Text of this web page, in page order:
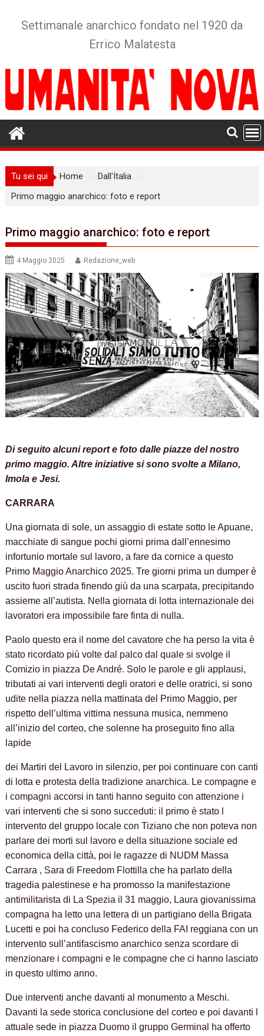
Settimanale anarchico fondato nel 1920 da
Errico Malatesta
Tu sei qui Home
Dall'Italia
Primo maggio anarchico: foto e report
Primo maggio anarchico: foto e report
4 Maggio 2025 Redazione_web
Di seguito alcuni report e foto dalle piazze del nostro
primo maggio. Altre iniziative si sono svolte a Milano,
Imola e Jesi.
CARRARA
Una giornata di sole, un assaggio di estate sotto le Apuane,
macchiate di sangue pochi giorni prima dall’ennesimo
infortunio mortale sul lavoro, a fare da cornice a questo
Primo Maggio Anarchico 2025. Tre giorni prima un dumper è
uscito fuori strada finendo giù da una scarpata, precipitando
assieme all’autista. Nella giornata di lotta internazionale dei
lavoratori era impossibile fare finta di nulla.
Paolo questo era il nome del cavatore che ha perso la vita è
stato ricordato più volte dal palco dal quale si svolge il
Comizio in piazza De André. Solo le parole e gli applausi,
tributati ai vari interventi degli oratori e delle oratrici, si sono
udite nella piazza nella mattinata del Primo Maggio, per
rispetto dell’ultima vittima nessuna musica, nemmeno
all’inizio del corteo, che solenne ha proseguito fino alla
lapide
dei Martiri del Lavoro in silenzio, per poi continuare con canti
di lotta e protesta della tradizione anarchica. Le compagne e
i compagni accorsi in tanti hanno seguito con attenzione i
vari interventi che si sono succeduti: il primo è stato l
intervento del gruppo locale con Tiziano che non poteva non
parlare dei morti sul lavoro e della situazione sociale ed
economica della città, poi le ragazze di NUDM Massa
Carrara , Sara di Freedom Flottilla che ha parlato della
tragedia palestinese e ha promosso la manifestazione
antimilitarista di La Spezia il 31 maggio, Laura giovanissima
compagna ha letto una lettera di un partigiano della Brigata
Lucetti e poi ha concluso Federico della FAI reggiana con un
intervento sull’antifascismo anarchico senza scordare di
menzionare i compagni e le compagne che ci hanno lasciato
in questo ultimo anno.
Due interventi anche davanti al monumento a Meschi.
Davanti la sede storica conclusione del corteo e poi davanti l
attuale sede in piazza Duomo il gruppo Germinal ha offerto